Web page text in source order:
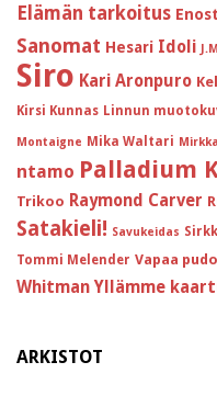
Elämän tarkoitus
Sanomat Hesari Idoli
Siro Kari Aronpuro
Kirsi Kunnas Linnun
Montaigne Mika Waltari
ntamo Palladium
Trikoo Raymond Carver
Satakieli! Savukeidas
Tommi Melender Vapaa
Whitman Yllämme
ARKISTOT